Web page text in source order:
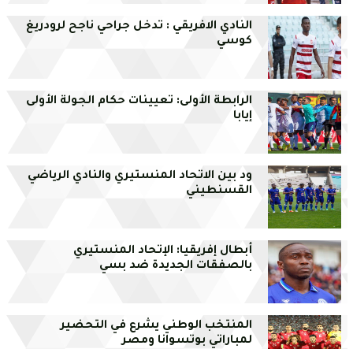
النادي الافريقي : تدخل جراحي ناجح لرودريغ
كوسي
الرابطة الأولى: تعيينات حكام الجولة الأولى
إيابا
ود بين الاتحاد المنستيري والنادي الرياضي
القسنطيني
أبطال إفريقيا: الإتحاد المنستيري
بالصفقات الجديدة ضد بسي
المنتخب الوطني يشرع في التحضير
لمباراتي بوتسوانا ومصر